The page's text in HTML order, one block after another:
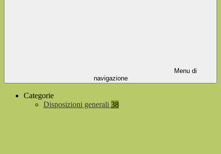
Menu di
navigazione
Categorie
Disposizioni generali 38